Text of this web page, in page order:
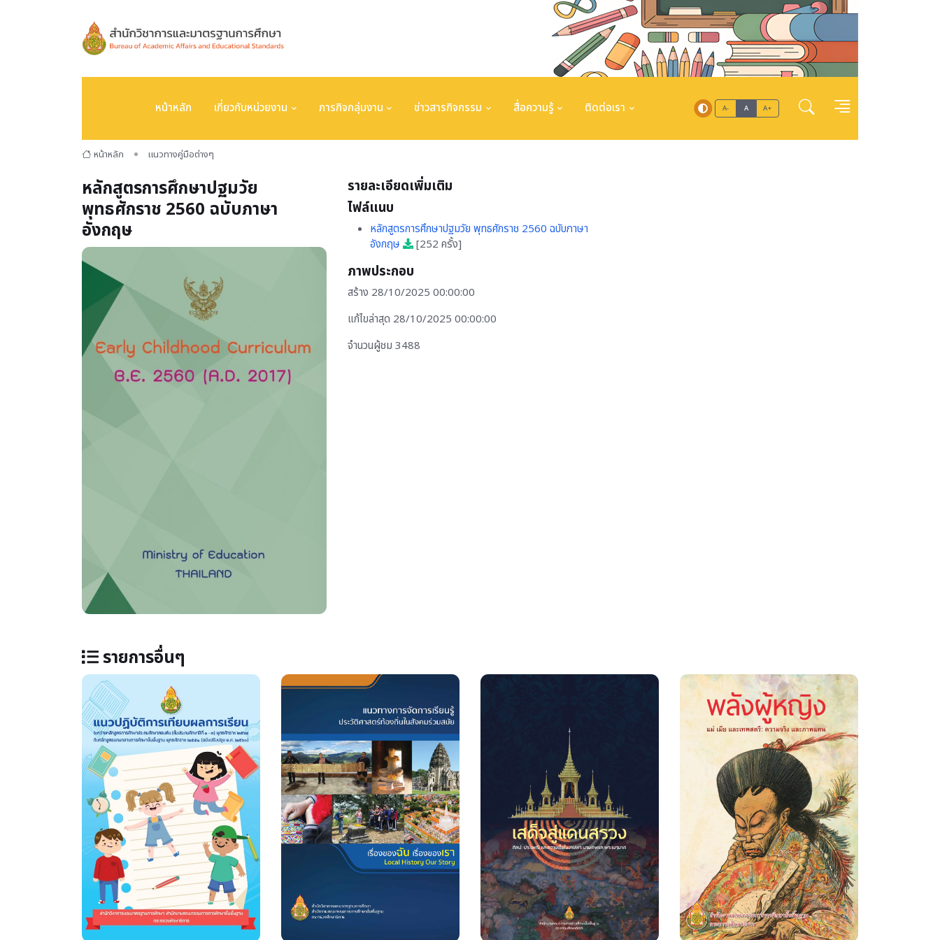
หน้าหลัก เกี่ยวกับหน่วยงาน ภารกิจกลุ่มงาน ข่าวสารกิจกรรม สื่อความรู้ ติดต่อเรา A- A A+
หน้าหลัก แนวทางคู่มือต่างๆ
หลักสูตรการศึกษาปฐมวัย
พุทธศักราช 2560 ฉบับภาษา
อังกฤษ
รายละเอียดเพิ่มเติม
ไฟล์แนบ
หลักสูตรการศึกษาปฐมวัย พุทธศักราช 2560 ฉบับภาษา
อังกฤษ
[252 ครั้ง]
ภาพประกอบ
สร้าง 28/10/2025 00:00:00
แก้ไขล่าสุด 28/10/2025 00:00:00
จำนวนผู้ชม 3488
รายการอื่นๆ